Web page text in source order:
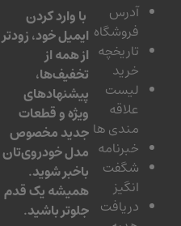
آدرس
فروشگاه
تاریخچه
لیست
مندی ها
خبرنامه
شگفت
دریافت
با وارد کردن
ایمیل خود، زودتر
از همه از
تخفیف‌ها،
پیشنهادهای
ویژه و قطعات
جدید مخصوص
مدل خودروی‌تان
باخبر شوید.
همیشه یک قدم
جلوتر باشید.